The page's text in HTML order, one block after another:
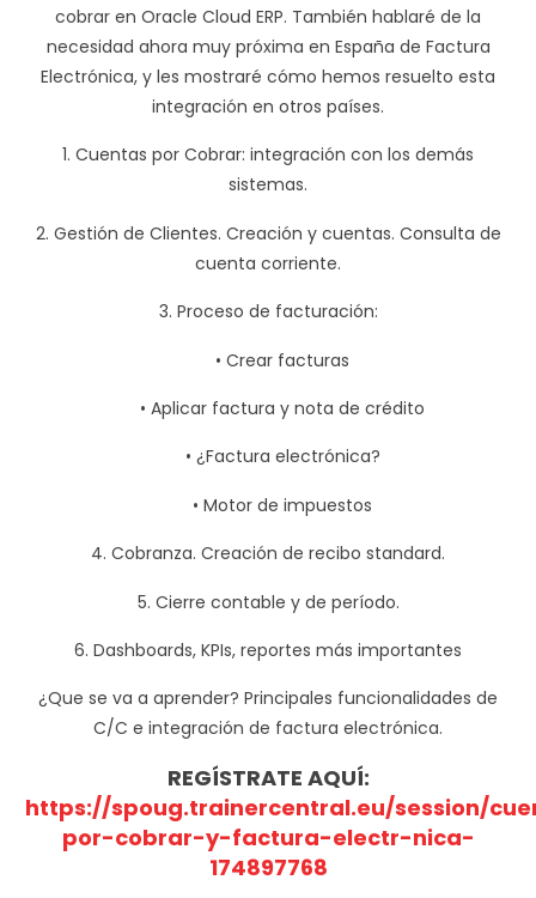
cobrar en Oracle Cloud ERP. También hablaré de la
necesidad ahora muy próxima en España de Factura
Electrónica, y les mostraré cómo hemos resuelto esta
integración en otros países.
1. Cuentas por Cobrar: integración con los demás
sistemas.
2. Gestión de Clientes. Creación y cuentas. Consulta de
cuenta corriente.
3. Proceso de facturación:
• Crear facturas
• Aplicar factura y nota de crédito
• ¿Factura electrónica?
• Motor de impuestos
4. Cobranza. Creación de recibo standard.
5. Cierre contable y de período.
6. Dashboards, KPIs, reportes más importantes
¿Que se va a aprender? Principales funcionalidades de
C/C e integración de factura electrónica.
REGÍSTRATE AQUÍ:
https://spoug.trainercentral.eu/session/
por-cobrar-y-factura-electr-nica-
174897768